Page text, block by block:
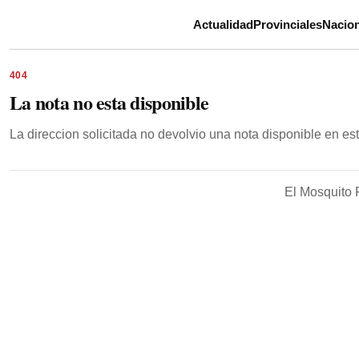
ActualidadProvinciales
404
La nota no esta disponible
La direccion solicitada no devolvio una nota disponible en
El Mosquito